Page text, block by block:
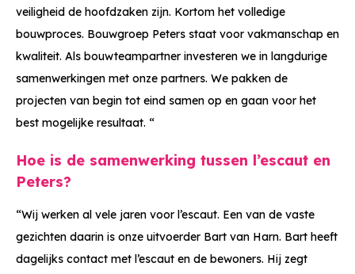
veiligheid de hoofdzaken zijn. Kortom het volledige
bouwproces. Bouwgroep Peters staat voor vakmanschap en
kwaliteit. Als bouwteampartner investeren we in langdurige
samenwerkingen met onze partners. We pakken de
projecten van begin tot eind samen op en gaan voor het
best mogelijke resultaat. “
Hoe is de samenwerking tussen l’escaut en
Peters?
“Wij werken al vele jaren voor l’escaut. Een van de vaste
gezichten daarin is onze uitvoerder Bart van Harn. Bart heeft
dagelijks contact met l’escaut en de bewoners. Hij zegt